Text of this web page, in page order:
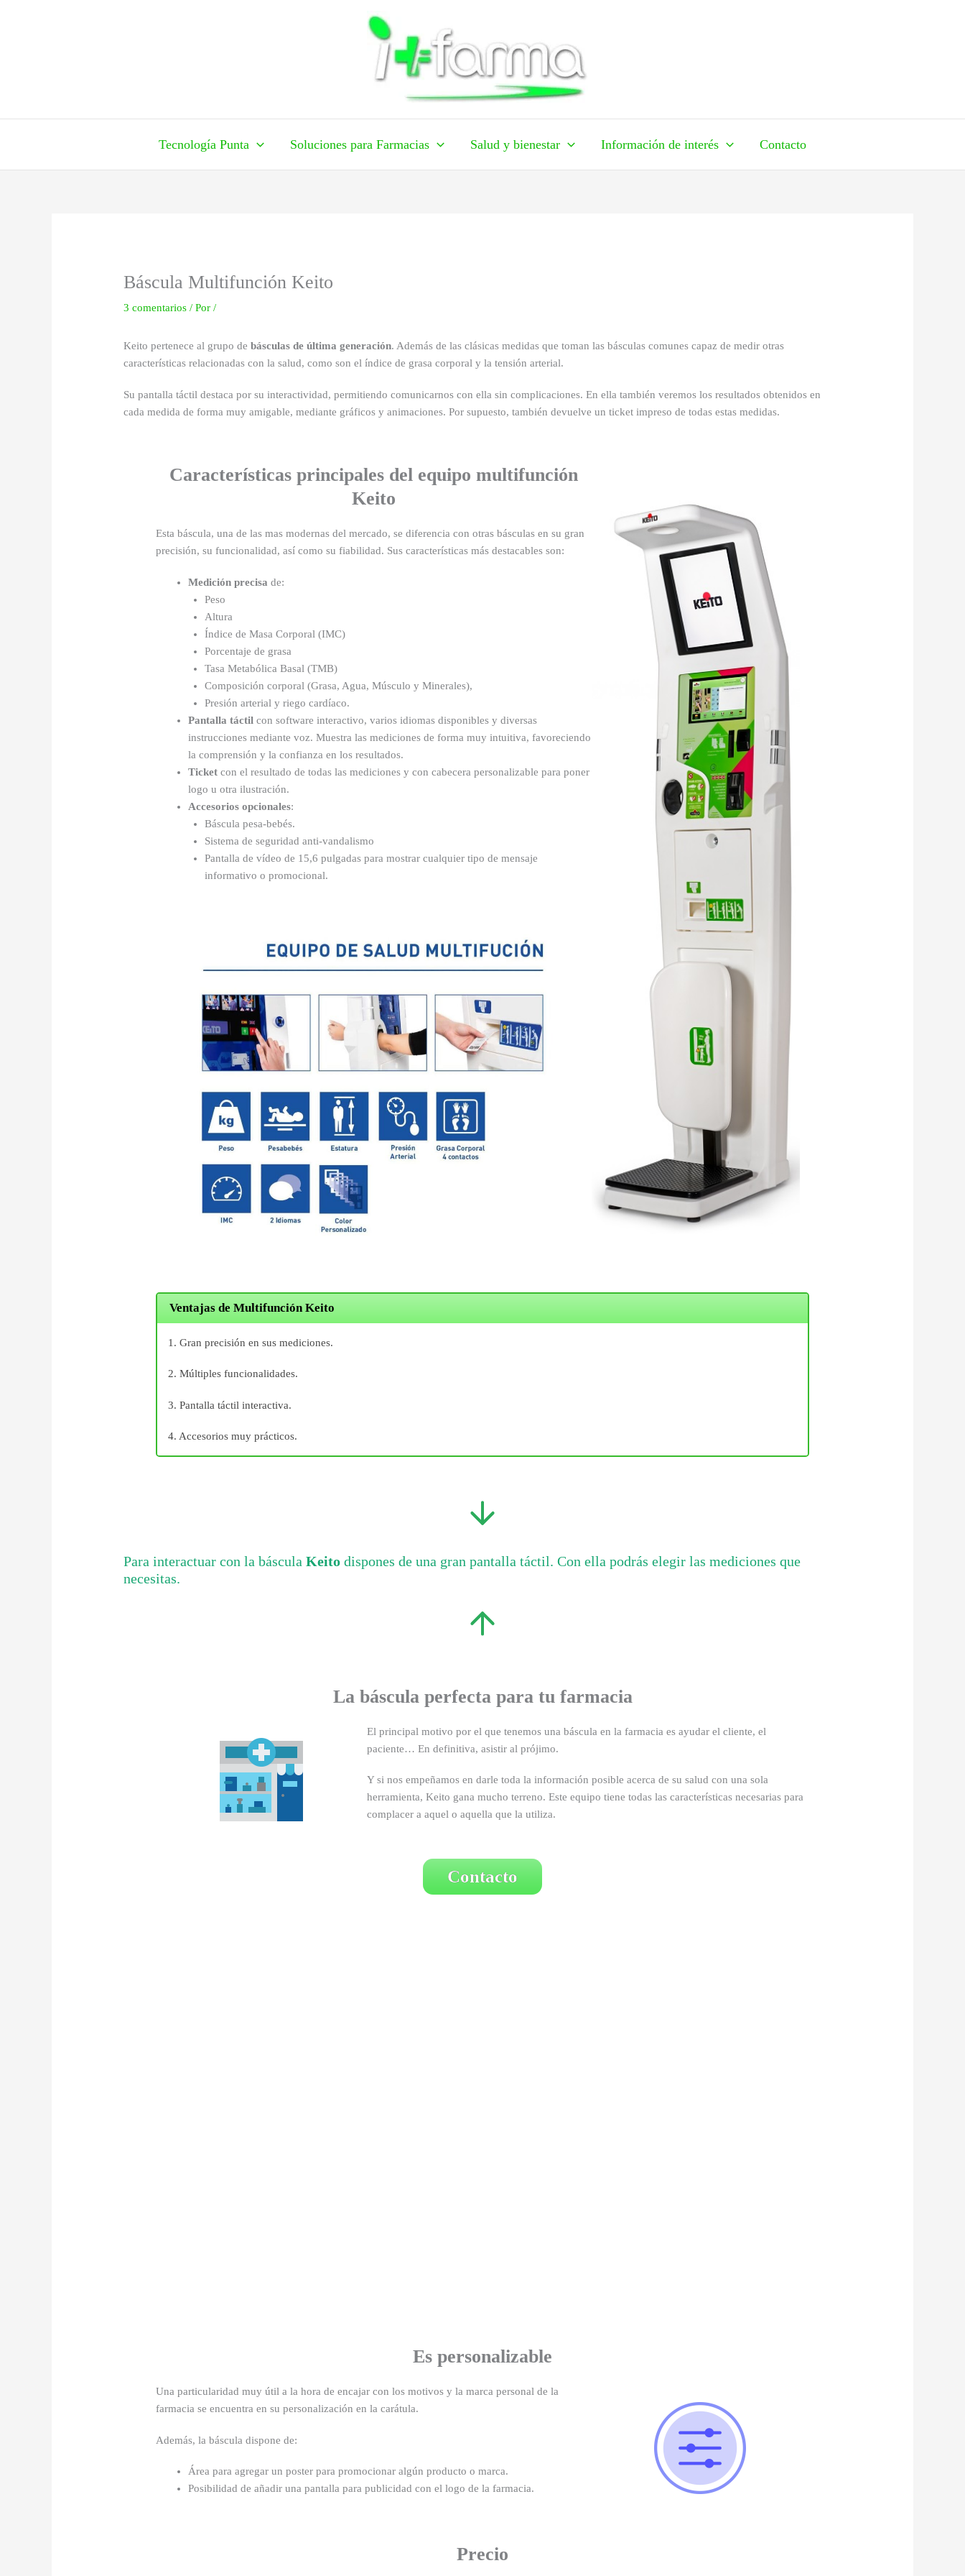
Tecnología Punta Soluciones para Farmacias Salud y bienestar Información de interés Contacto
Báscula Multifunción Keito
3 comentarios / Por/
Keito pertenece al grupo debásculas de última generación. Además de las clásicas medidas que toman las básculas comunes capaz de medir otras
características relacionadas con la salud, como son el índice de grasa corporal y la tensión arterial.
Su pantalla táctil destaca por su interactividad, permitiendo comunicarnos con ella sin complicaciones. En ella también veremos los resultados obtenidos en
cada medida de forma muy amigable, mediante gráficos y animaciones. Por supuesto, también devuelve un ticket impreso de todas estas medidas.
Características principales del equipo multifunción
Keito
Esta báscula, una de las mas modernas del mercado, se diferencia con otras básculas en su gran
precisión, su funcionalidad, así como su fiabilidad. Sus características más destacables son:
Medición precisa de:
Peso
Altura
Índice de Masa Corporal (IMC)
Porcentaje de grasa
Tasa Metabólica Basal (TMB)
Composición corporal (Grasa, Agua, Músculo y Minerales),
Presión arterial y riego cardíaco.
Pantalla táctil con software interactivo, varios idiomas disponibles y diversas
instrucciones mediante voz. Muestra las mediciones de forma muy intuitiva, favoreciendo
la comprensión y la confianza en los resultados.
Ticket con el resultado de todas las mediciones y con cabecera personalizable para poner
logo u otra ilustración.
Accesorios opcionales:
Báscula pesa-bebés.
Sistema de seguridad anti-vandalismo
Pantalla de vídeo de 15,6 pulgadas para mostrar cualquier tipo de mensaje
informativo o promocional.
Ventajas de Multifunción Keito
1. Gran precisión en sus mediciones.
2. Múltiples funcionalidades.
3. Pantalla táctil interactiva.
4. Accesorios muy prácticos.
Para interactuar con la básculaKeito dispones de una gran pantalla táctil. Con ella podrás elegir las mediciones que
necesitas.
La báscula perfecta para tu farmacia
El principal motivo por el que tenemos una báscula en la farmacia es ayudar el cliente, el
paciente… En definitiva, asistir al prójimo.
Y si nos empeñamos en darle toda la información posible acerca de su salud con una sola
herramienta, Keito gana mucho terreno. Este equipo tiene todas las características necesarias para
complacer a aquel o aquella que la utiliza.
Contacto
Es personalizable
Una particularidad muy útil a la hora de encajar con los motivos y la marca personal de la
farmacia se encuentra en su personalización en la carátula.
Además, la báscula dispone de:
Área para agregar un poster para promocionar algún producto o marca.
Posibilidad de añadir una pantalla para publicidad con el logo de la farmacia.
Precio